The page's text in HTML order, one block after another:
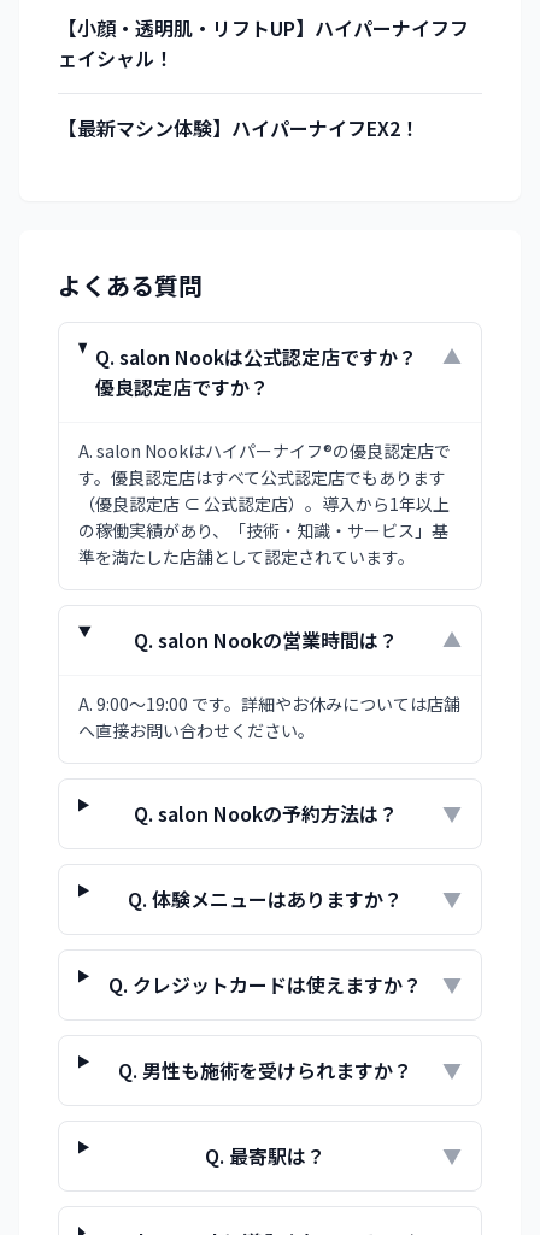
【小顔・透明肌・リフトUP】ハイパーナイフフ
ェイシャル！
【最新マシン体験】ハイパーナイフEX2！
よくある質問
Q.salon Nookは公式認定店ですか？
優良認定店ですか？
▼
A. salon Nookはハイパーナイフ®の優良認定店で
す。優良認定店はすべて公式認定店でもあります
（優良認定店 ⊂ 公式認定店）。導入から1年以上
の稼働実績があり、「技術・知識・サービス」基
準を満たした店舗として認定されています。
Q.salon Nookの営業時間は？ ▼
A. 9:00〜19:00 です。詳細やお休みについては店舗
へ直接お問い合わせください。
Q.salon Nookの予約方法は？ ▼
Q.体験メニューはありますか？ ▼
Q. クレジットカードは使えますか？ ▼
Q.男性も施術を受けられますか？ ▼
Q. 最寄駅は？ ▼